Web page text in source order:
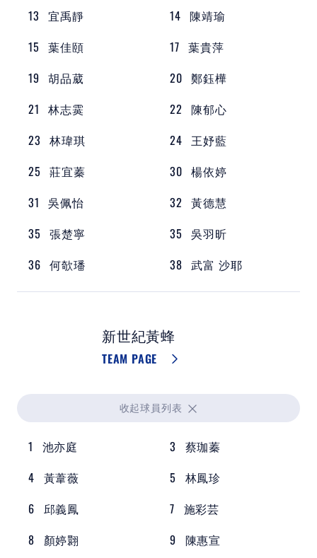
13 宜禹靜 14 陳靖瑜
15 葉佳頤 17 葉貴萍
19 胡品葳 20 鄭鈺樺
21 林志霙 22 陳郁心
23 林瑋琪 24 王妤藍
25 莊宜蓁 30 楊依婷
31 吳佩怡 32 黃德慧
35 張楚寧 35 吳羽昕
36 何欹璠 38 武富 沙耶
新世紀黃蜂
TEAM PAGE
收起球員列表
1 池亦庭 3
蔡珈蓁
4 黃葦薇 5
林鳳珍
6 邱義鳳 7 施彩芸
8
顏婷翾 9 陳惠宣